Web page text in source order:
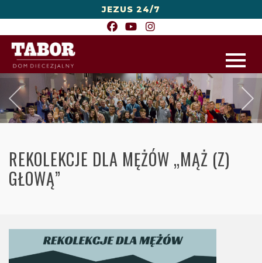
JEZUS 24/7
REKOLEKCJE DLA MĘŻÓW „MĄŻ (Z)
GŁOWĄ”